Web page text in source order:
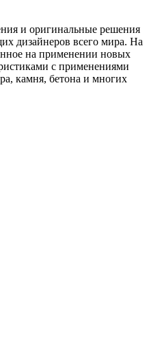
и оригинальные решения
дизайнеров всего мира. На
на применении новых
с применениями
камня, бетона и многих